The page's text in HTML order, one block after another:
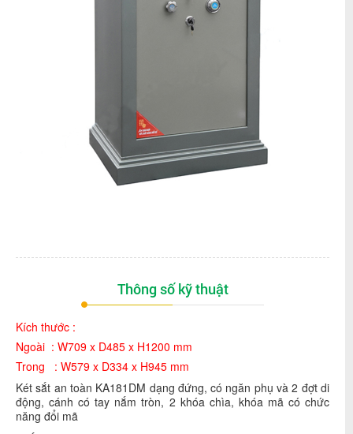
Thông số kỹ thuật
Kích thước :
Ngoài : W709 x D485 x H1200 mm
Trong : W579 x D334 x H945 mm
Két sắt an toàn KA181DM dạng đứng, có ngăn phụ và 2 đợt di
động, cánh có tay nắm tròn, 2 khóa chìa, khóa mã có chức
năng đổi mã